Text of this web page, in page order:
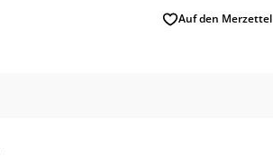
Auf den Merzettel